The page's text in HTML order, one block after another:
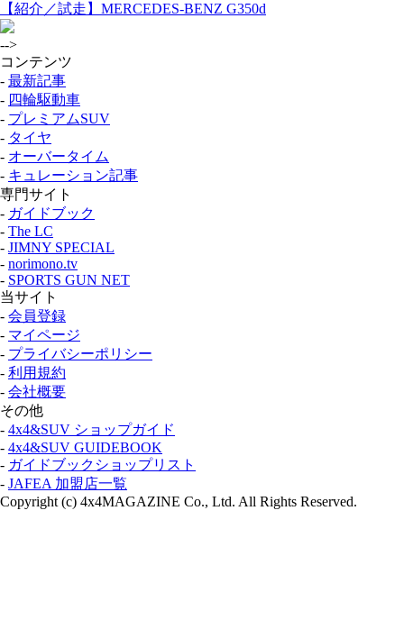
【紹介／試走】MERCEDES-BENZ G350d
-->
コンテンツ
- 最新記事
- 四輪駆動車
- プレミアムSUV
- タイヤ
- オーバータイム
- キュレーション記事
専門サイト
- ガイドブック
- The LC
- JIMNY SPECIAL
- norimono.tv
- SPORTS GUN NET
当サイト
- 会員登録
- マイページ
- プライバシーポリシー
- 利用規約
- 会社概要
その他
- 4x4&SUV ショップガイド
- 4x4&SUV GUIDEBOOK
- ガイドブックショップリスト
- JAFEA 加盟店一覧
Copyright (c) 4x4MAGAZINE Co., Ltd. All Rights Reserved.